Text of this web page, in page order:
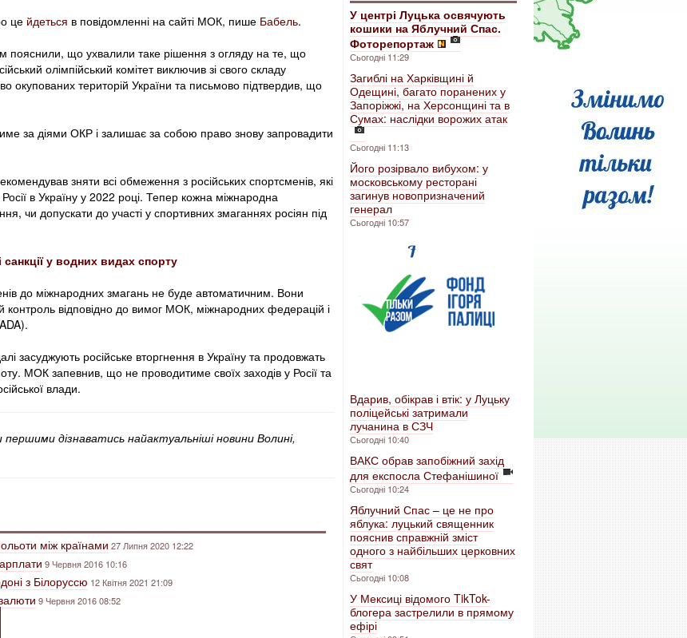
це йдеться в повідомленні на сайті МОК, пише Бабель.
пояснили, що ухвалили таке рішення з огляду на те, що
олімпійський комітет виключив зі свого складу
окупованих територій України та письмово підтвердив, що
за діями ОКР і залишає за собою право знову запровадити
зняти всі обмеження з російських спортсменів, які
в Україну у 2022 році. Тепер кожна міжнародна
чи допускати до участі у спортивних змаганнях росіян під
санкції у водних видах спорту
до міжнародних змагань не буде автоматичним. Вони
контроль відповідно до вимог МОК, міжнародних федерацій і
засуджують російське вторгнення в Україну та продовжать
МОК запевнив, що не проводитиме своїх заходів у Росії та
влади.
першими дізнаватись найактуальніші новини Волині,
між країнами 27 Липня 2020 12:22
9 Червня 2016 10:16
з Білоруссю 12 Квітня 2021 21:09
9 Червня 2016 08:52
У центрі Луцька освячують
кошики на Яблучний Спас.
Фоторепортаж
Сьогодні 11:29
Загиблі на Харківщині й
Одещині, багато поранених у
Запоріжжі, на Херсонщині та в
Сумах: наслідки ворожих атак
Сьогодні 11:13
Його розірвало вибухом: у
московському ресторані
загинув новопризначений
генерал
Сьогодні 10:57
Вдарив, обікрав і втік: у Луцьку
поліцейські затримали
лучанина в СЗЧ
Сьогодні 10:40
ВАКС обрав запобіжний захід
для експосла Стефанішиної
Сьогодні 10:24
Яблучний Спас – це не про
яблука: луцький священник
пояснив справжній зміст
одного з найбільших церковних
свят
Сьогодні 10:08
У Мексиці відомого TikTok-
блогера застрелили в прямому
ефірі